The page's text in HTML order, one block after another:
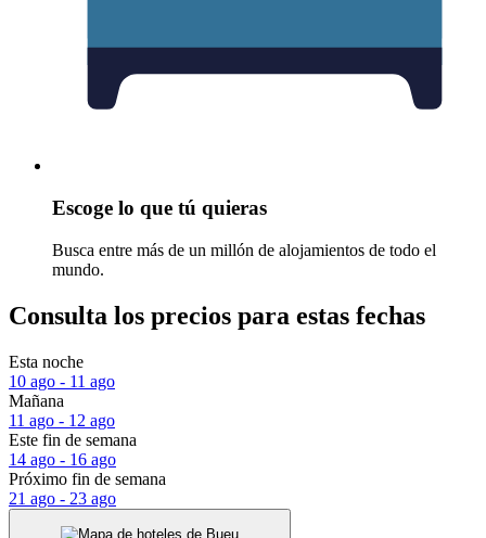
Escoge lo que tú quieras
Busca entre más de un millón de alojamientos de todo el
mundo.
Consulta los precios para estas fechas
Esta noche
10 ago - 11 ago
Mañana
11 ago - 12 ago
Este fin de semana
14 ago - 16 ago
Próximo fin de semana
21 ago - 23 ago